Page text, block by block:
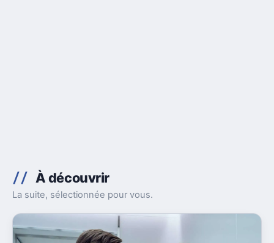
À découvrir
La suite, sélectionnée pour vous.